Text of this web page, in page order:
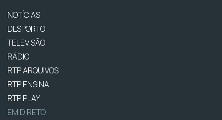
NOTÍCIAS
DESPORTO
TELEVISÃO
RÁDIO
RTP ARQUIVOS
RTP ENSINA
RTP PLAY
EM DIRETO